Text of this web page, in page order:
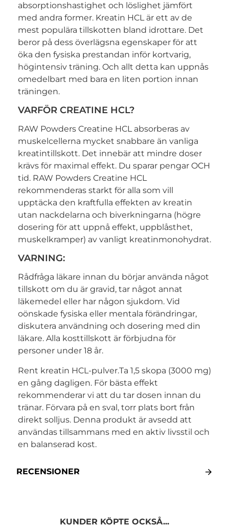
absorptionshastighet och löslighet jämfört
med andra former. Kreatin HCL är ett av de
mest populära tillskotten bland idrottare. Det
beror på dess överlägsna egenskaper för att
öka den fysiska prestandan inför kortvarig,
högintensiv träning. Och allt detta kan uppnås
omedelbart med bara en liten portion innan
träningen.
VARFÖR CREATINE HCL?
RAW Powders Creatine HCL absorberas av
muskelcellerna mycket snabbare än vanliga
kreatintillskott. Det innebär att mindre doser
krävs för maximal effekt. Du sparar pengar OCH
tid. RAW Powders Creatine HCL
rekommenderas starkt för alla som vill
upptäcka den kraftfulla effekten av kreatin
utan nackdelarna och biverkningarna (högre
dosering för att uppnå effekt, uppblåsthet,
muskelkramper) av vanligt kreatinmonohydrat.
VARNING:
Rådfråga läkare innan du börjar använda något
tillskott om du är gravid, tar något annat
läkemedel eller har någon sjukdom. Vid
oönskade fysiska eller mentala förändringar,
diskutera användning och dosering med din
läkare. Alla kosttillskott är förbjudna för
personer under 18 år.
Rent kreatin HCL-pulver.Ta 1,5 skopa (3000 mg)
en gång dagligen. För bästa effekt
rekommenderar vi att du tar dosen innan du
tränar. Förvara på en sval, torr plats bort från
direkt solljus. Denna produkt är avsedd att
användas tillsammans med en aktiv livsstil och
en balanserad kost.
RECENSIONER
KUNDER KÖPTE OCKSÅ...